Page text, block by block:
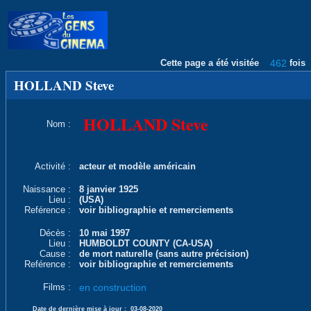
Cette page a été visitée 462 fois
HOLLAND Steve
Nom : HOLLAND Steve
Activité : acteur et modèle américain
Naissance :
8 janvier 1925
Lieu :
(USA)
Reférence :
voir bibliographie et remerciements
Décès :
10 mai 1997
Lieu :
HUMBOLDT COUNTY (CA-USA)
Cause :
de mort naturelle (sans autre précision)
Reférence :
voir bibliographie et remerciements
Films : en construction
Date de dernière mise à jour : 03-08-2020